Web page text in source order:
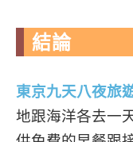
結論
東京九天八夜旅
地跟海洋各去一